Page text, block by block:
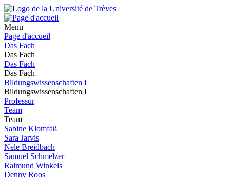
Menu
Page d'accueil
Das Fach
Das Fach
Das Fach
Das Fach
Bildungswissenschaften I
Bildungswissenschaften I
Professur
Team
Team
Sabine Klomfaß
Sara Jarvis
Nele Breidbach
Samuel Schmelzer
Raimund Winkels
Denny Roos